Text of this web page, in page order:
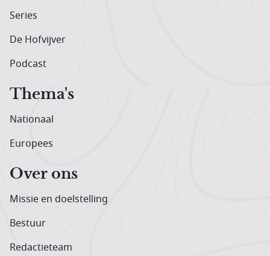
Series
De Hofvijver
Podcast
Thema's
Nationaal
Europees
Over ons
Missie en doelstelling
Bestuur
Redactieteam